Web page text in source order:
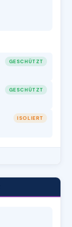
GESCHÜTZT
GESCHÜTZT
ISOLIERT